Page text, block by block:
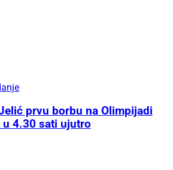
prvu borbu na Olimpijadi
4.30 sati ujutro